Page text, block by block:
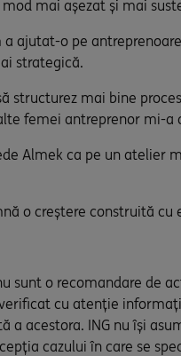
mai așezat și mai
ajutat-o pe
strategică.
structurez mai bine
femei antreprenor mi-
Almek ca pe un
o creștere construită
sunt o recomandare de
cu atenție
acestora. ING nu își
cazului în care se